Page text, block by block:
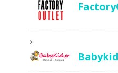
Babykid